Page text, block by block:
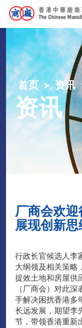
首页 资讯
资讯
厂商会欢
展现创新
行政长官候选人李
大纲领及相关策略
提效土地和房屋供
（厂商会）对此
手解决困扰香港多
长远发展，期望李
节，带领香港重新